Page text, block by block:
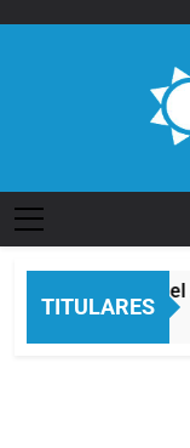
TITULARES
La noche
8 Horas Atrás